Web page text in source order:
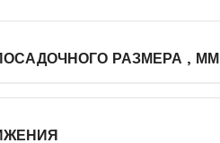
РАЗМЕРА , ММ